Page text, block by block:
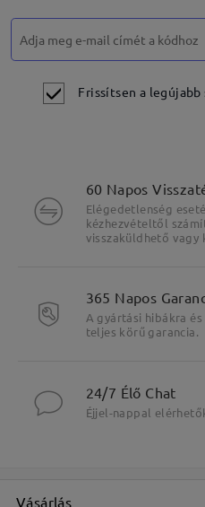
Fő
Frissítsen a
60 Napos
Elégedetlenség
kézhezvételtől
visszaküldhető vagy
365 Napos
A gyártási hibákra
teljes körű garancia.
24/7 Élő Chat
Éjjel-nappal
Vásárlás